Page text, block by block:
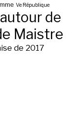
Ve République
de
Maistre
de 2017